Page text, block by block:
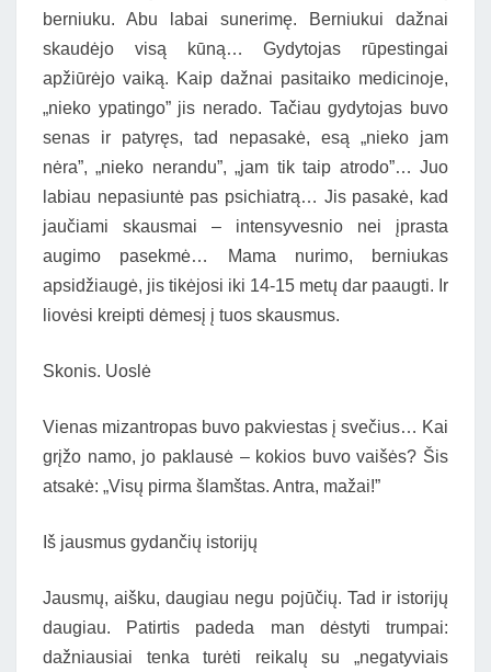
berniuku. Abu labai sunerimę. Berniukui dažnai
skaudėjo visą kūną… Gydytojas rūpestingai
apžiūrėjo vaiką. Kaip dažnai pasitaiko medicinoje,
„nieko ypatingo” jis nerado. Tačiau gydytojas buvo
senas ir patyręs, tad nepasakė, esą „nieko jam
nėra”, „nieko nerandu”, „jam tik taip atrodo”… Juo
labiau nepasiuntė pas psichiatrą… Jis pasakė, kad
jaučiami skausmai – intensyvesnio nei įprasta
augimo pasekmė… Mama nurimo, berniukas
apsidžiaugė, jis tikėjosi iki 14-15 metų dar paaugti. Ir
liovėsi kreipti dėmesį į tuos skausmus.
Skonis. Uoslė
Vienas mizantropas buvo pakviestas į svečius… Kai
grįžo namo, jo paklausė – kokios buvo vaišės? Šis
atsakė: „Visų pirma šlamštas. Antra, mažai!”
Iš jausmus gydančių istorijų
Jausmų, aišku, daugiau negu pojūčių. Tad ir istorijų
daugiau. Patirtis padeda man dėstyti trumpai:
dažniausiai tenka turėti reikalų su „negatyviais